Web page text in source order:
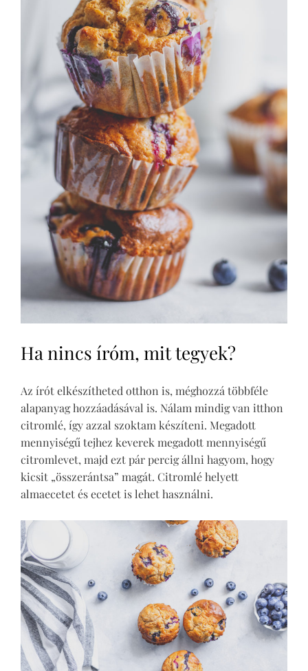
Ha nincs íróm, mit tegyek?
Az írót elkészítheted otthon is, méghozzá többféle
alapanyag hozzáadásával is. Nálam mindig van itthon
citromlé, így azzal szoktam készíteni. Megadott
mennyiségű tejhez keverek megadott mennyiségű
citromlevet, majd ezt pár percig állni hagyom, hogy
kicsit „összerántsa” magát. Citromlé helyett
almaecetet és ecetet is lehet használni.